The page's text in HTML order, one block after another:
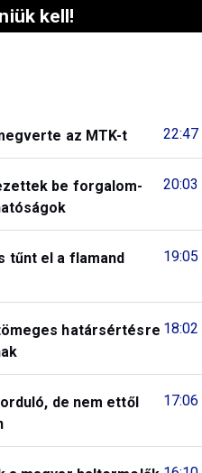
kell!
22:47
az MTK-t
20:03
be forgalom-
19:05
tűnt el a flamand
18:02
határsértésre
17:06
de nem ettől